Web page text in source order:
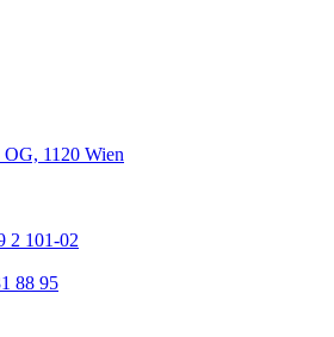
OG, 1120 Wien
2 101-02
88 95